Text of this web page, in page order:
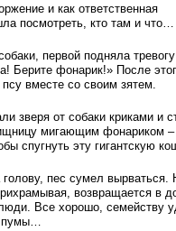
и как ответственная
посмотреть, кто там и что…
первой подняла тревогу
Берите фонарик!» После
вместе со своим зятем.
зверя от собаки криками и
мигающим фонариком –
спугнуть эту гигантскую
пес сумел вырваться.
возвращается в
Все хорошо, семейству
пумы…